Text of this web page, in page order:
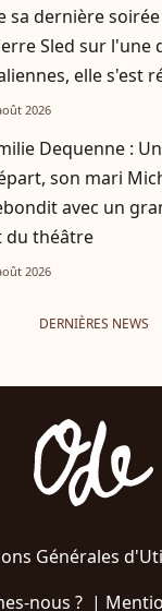
sa dernière
Sled sur l'une
elle s'est
2026
Dequenne :
son mari
avec un
du théâtre
2026
DERNIÈRES NEWS
Générales
nous ?|